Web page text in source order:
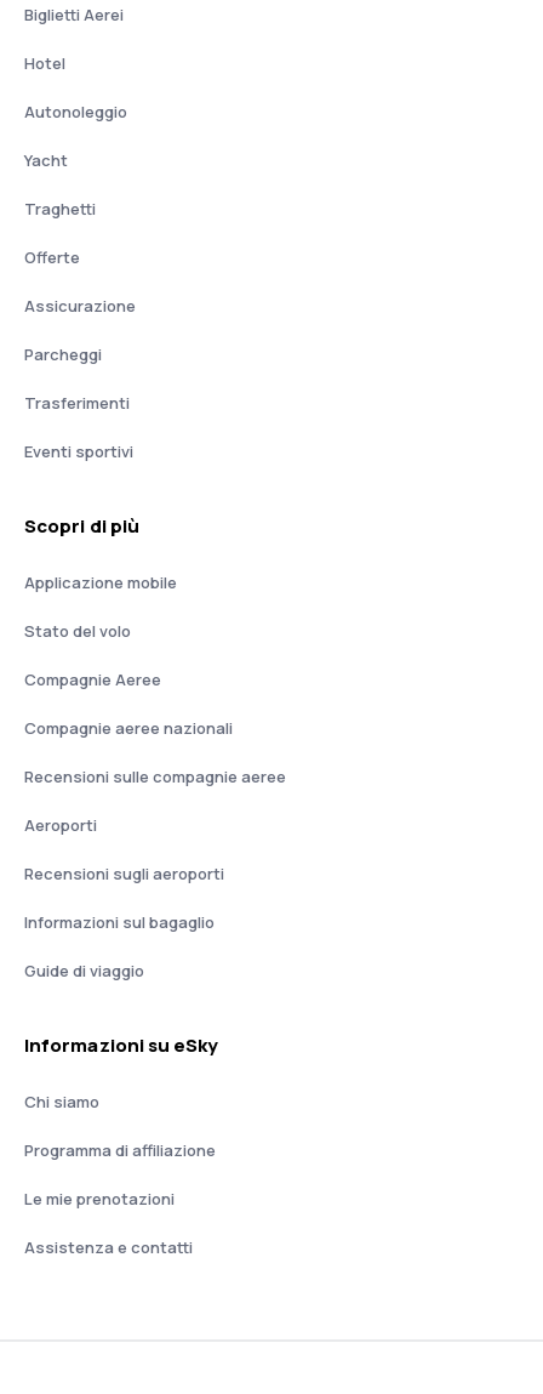
Biglietti Aerei
Hotel
Autonoleggio
Yacht
Traghetti
Offerte
Assicurazione
Parcheggi
Trasferimenti
Eventi sportivi
Scopri di più
Applicazione mobile
Stato del volo
Compagnie Aeree
Compagnie aeree nazionali
Recensioni sulle compagnie aeree
Aeroporti
Recensioni sugli aeroporti
Informazioni sul bagaglio
Guide di viaggio
Informazioni su eSky
Chi siamo
Programma di affiliazione
Le mie prenotazioni
Assistenza e contatti